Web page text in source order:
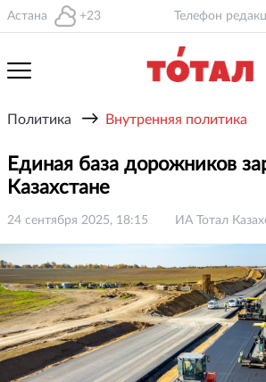
Астана +23 Телефон
Политика → Внутренняя политика
Единая база дорожников
Казахстане
24 сентября 2025, 18:15 ИА Тотал